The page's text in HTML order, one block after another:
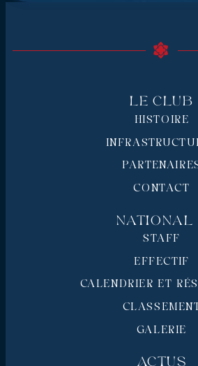
Le Club
HISTOIRE
CONTACT
National
STAFF
EFFECTIF
CALENDRIER ET
GALERIE
Actus